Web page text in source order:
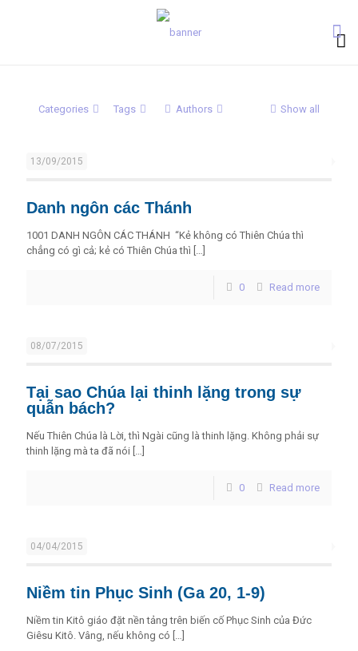
Categories Tags Authors Show all
13/09/2015
Danh ngôn các Thánh
1001 DANH NGÔN CÁC THÁNH “Kẻ không có Thiên Chúa thì
chẳng có gì cả; kẻ có Thiên Chúa thì […]
0 Read more
08/07/2015
Tại sao Chúa lại thinh lặng trong sự
quẫn bách?
Nếu Thiên Chúa là Lời, thì Ngài cũng là thinh lặng. Không phải sự
thinh lặng mà ta đã nói […]
0 Read more
04/04/2015
Niềm tin Phục Sinh (Ga 20, 1-9)
Niềm tin Kitô giáo đặt nền tảng trên biến cố Phục Sinh của Đức
Giêsu Kitô. Vâng, nếu không có […]